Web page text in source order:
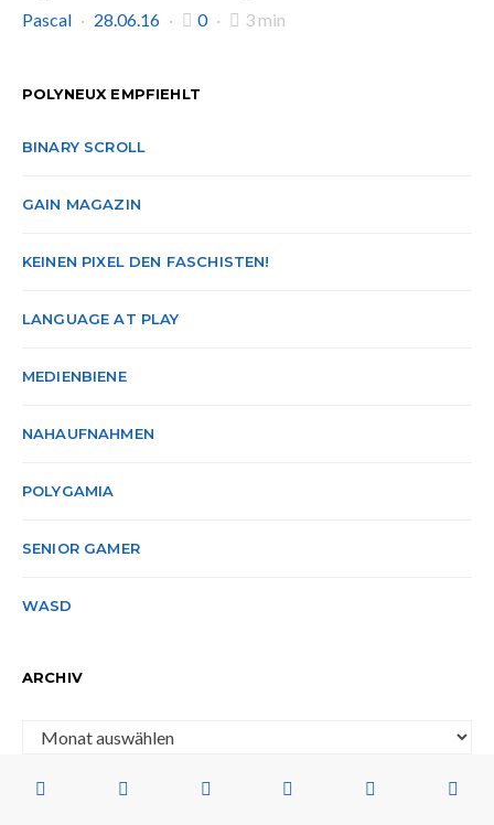
Pascal
28.06.16 0 3 min
POLYNEUX EMPFIEHLT
BINARY SCROLL
GAIN MAGAZIN
KEINEN PIXEL DEN FASCHISTEN!
LANGUAGE AT PLAY
MEDIENBIENE
NAHAUFNAHMEN
POLYGAMIA
SENIOR GAMER
WASD
ARCHIV
Archiv